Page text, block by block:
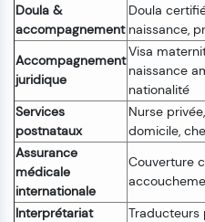
Doula &
accompagnement
Doula
naissance,
Accompagnement
juridique
Visa
naissance
nationalité
Services
postnataux
Nurse
domicile,
Assurance
médicale
internationale
Couverture
Interprétariat
Traducteurs